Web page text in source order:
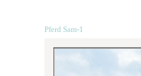
Pferd Sam-1